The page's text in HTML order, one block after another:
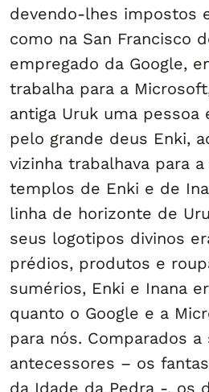
devendo-lhes impostos
como na San Francisco
empregado da Google,
trabalha para a
antiga Uruk uma pessoa
pelo grande deus Enki,
vizinha trabalhava para
templos de Enki e de
linha de horizonte de
seus logotipos divinos
prédios, produtos e
sumérios, Enki e Inana
quanto o Google e a
para nós. Comparados a
antecessores – os